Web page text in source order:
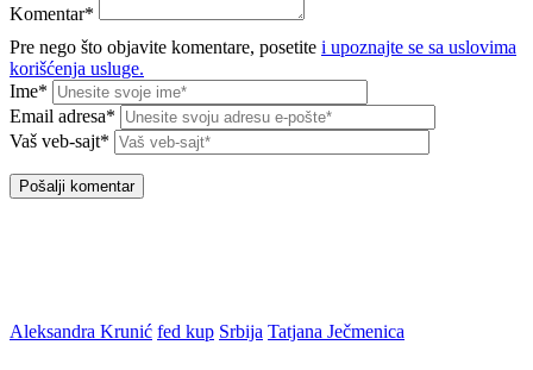
Komentar*
Pre nego što objavite komentare, posetite i upoznajte se sa uslovima
korišćenja usluge.
Ime*
Email adresa*
Vaš veb-sajt*
Aleksandra Krunić fed kup Srbija Tatjana Ječmenica